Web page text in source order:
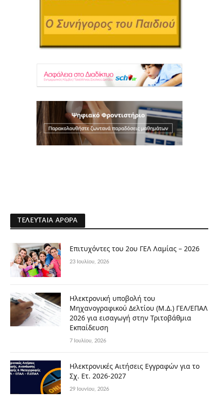
ΤΕΛΕΥΤΑΊΑ ΆΡΘΡΑ
Επιτυχόντες του 2ου ΓΕΛ Λαμίας – 2026
23 Ιουλίου, 2026
Ηλεκτρονική υποβολή του
Μηχανογραφικού Δελτίου (Μ.Δ.) ΓΕΛ/ΕΠΑΛ
2026 για εισαγωγή στην Τριτοβάθμια
Εκπαίδευση
7 Ιουλίου, 2026
Ηλεκτρονικές Αιτήσεις Εγγραφών για το
Σχ. Ετ. 2026-2027
29 Ιουνίου, 2026